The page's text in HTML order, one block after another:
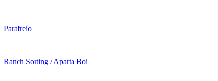
Parafreio
Ranch Sorting / Aparta Boi